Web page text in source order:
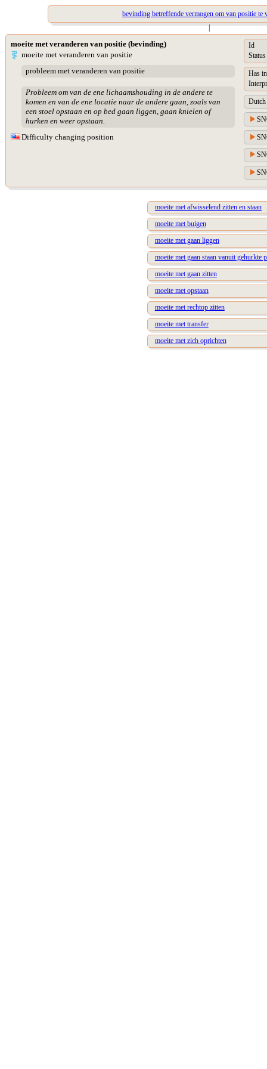
bevinding betreffende vermogen om van positie te
|
moeite met veranderen van positie (bevinding)
moeite met veranderen van positie
probleem met veranderen van positie
Probleem om van de ene lichaamshouding in de andere te
komen en van de ene locatie naar de andere gaan, zoals van
een stoel opstaan en op bed gaan liggen, gaan knielen of
hurken en weer opstaan.
Difficulty changing position
Id
Status
Has
Dutch
moeite met afwisselend zitten en staan
moeite met buigen
moeite met gaan liggen
moeite met gaan staan vanuit gehurkte
moeite met gaan zitten
moeite met opstaan
moeite met rechtop zitten
moeite met transfer
moeite met zich oprichten